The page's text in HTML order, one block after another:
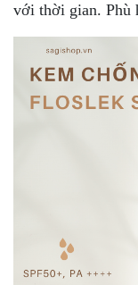
với thời gian. Phù